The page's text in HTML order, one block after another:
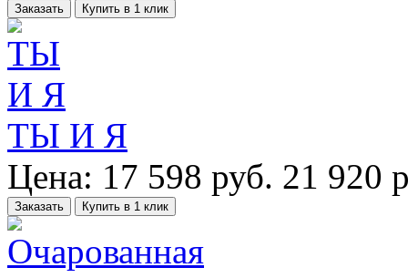
Заказать Купить в 1 клик
ТЫ И Я
Цена: 17 598 руб. 21 920
Заказать Купить в 1 клик